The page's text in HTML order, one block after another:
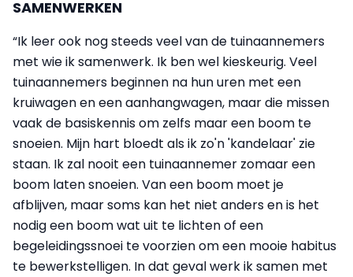
SAMENWERKEN
“Ik leer ook nog steeds veel van de tuinaannemers
met wie ik samenwerk. Ik ben wel kieskeurig. Veel
tuinaannemers beginnen na hun uren met een
kruiwagen en een aanhangwagen, maar die missen
vaak de basiskennis om zelfs maar een boom te
snoeien. Mijn hart bloedt als ik zo'n 'kandelaar' zie
staan. Ik zal nooit een tuinaannemer zomaar een
boom laten snoeien. Van een boom moet je
afblijven, maar soms kan het niet anders en is het
nodig een boom wat uit te lichten of een
begeleidingssnoei te voorzien om een mooie habitus
te bewerkstelligen. In dat geval werk ik samen met